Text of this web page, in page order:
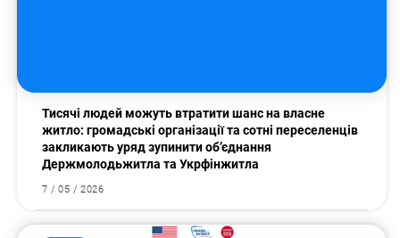
Тисячі людей можуть втратити шанс на власне
житло: громадські організації та сотні переселенців
закликають уряд зупинити об’єднання
Держмолодьжитла та Укрфінжитла
7 / 05 / 2026